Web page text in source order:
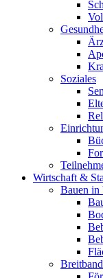
Soziales
Wirtschaft &
Bauen in
Breitband